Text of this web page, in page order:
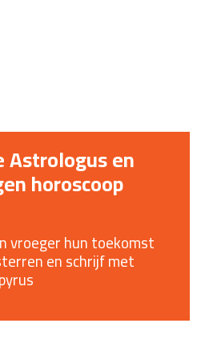
en
horoscoop
vroeger hun toekomst
en schrijf met